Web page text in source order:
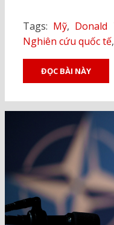
Tags: Mỹ, Donald
Nghiên cứu quốc tế,
ĐỌC BÀI NÀY